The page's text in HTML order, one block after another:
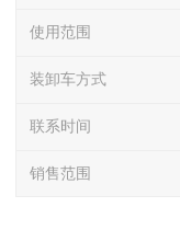
使用范围
装卸车方式
联系时间
销售范围